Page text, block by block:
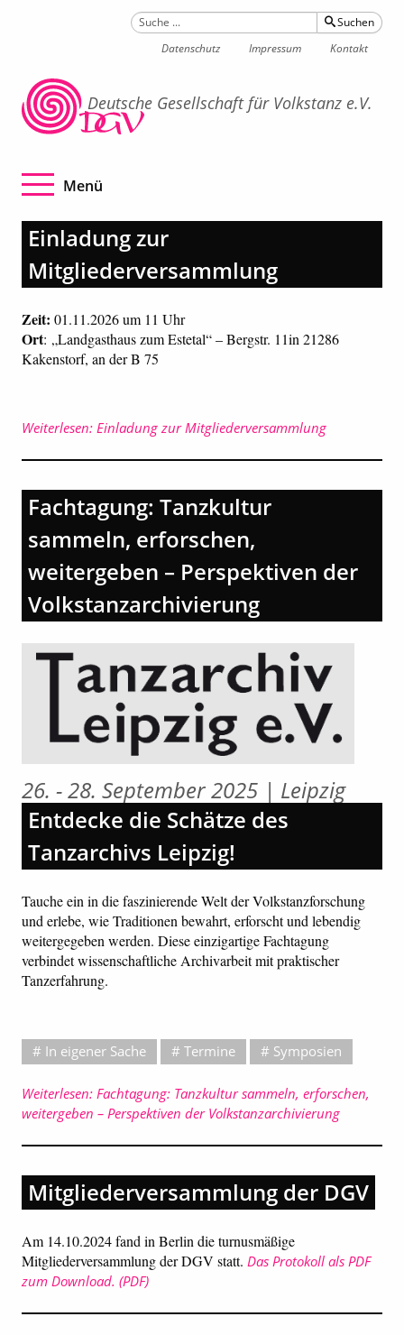
Suchen
Datenschutz
Impressum Kontakt
Deutsche Gesellschaft für Volkstanz e.V.
Navigation betätigen
Menü
Einladung zur
Mitgliederversammlung
Zeit: 01.11.2026 um 11 Uhr
Ort: „Landgasthaus zum Estetal“ – Bergstr. 11in 21286
Kakenstorf, an der B 75
Weiterlesen: Einladung zur Mitgliederversammlung
Fachtagung: Tanzkultur
sammeln, erforschen,
weitergeben – Perspektiven der
Volkstanzarchivierung
26. - 28. September 2025 | Leipzig
Entdecke die Schätze des
Tanzarchivs Leipzig!
Tauche ein in die faszinierende Welt der Volkstanzforschung
und erlebe, wie Traditionen bewahrt, erforscht und lebendig
weitergegeben werden. Diese einzigartige Fachtagung
verbindet wissenschaftliche Archivarbeit mit praktischer
Tanzerfahrung.
In eigener Sache Termine Symposien
Weiterlesen: Fachtagung: Tanzkultur sammeln, erforschen,
weitergeben – Perspektiven der Volkstanzarchivierung
Mitgliederversammlung der DGV
Am 14.10.2024 fand in Berlin die turnusmäßige
Mitgliederversammlung der DGV statt. Das Protokoll als PDF
zum Download.